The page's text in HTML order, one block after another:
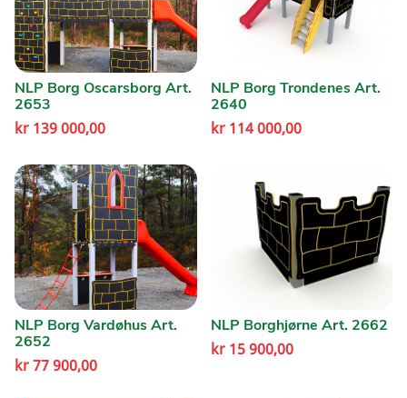
NLP Borg Oscarsborg Art.
2653
kr 139 000,00
NLP Borg Trondenes Art.
2640
kr114 000,00
NLP Borg Vardøhus Art.
2652
kr77 900,00
NLP Borghjørne Art. 2662
kr15 900,00